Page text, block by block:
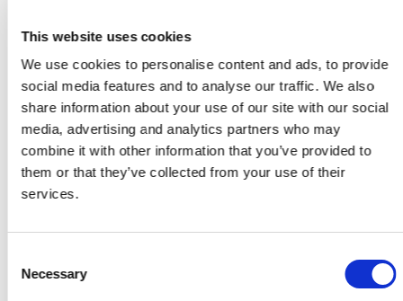
This website uses cookies
We use cookies to personalise content and ads, to provide
social media features and to analyse our traffic. We also
share information about your use of our site with our social
media, advertising and analytics partners who may
combine it with other information that you’ve provided to
them or that they’ve collected from your use of their
services.
Selection
Necessary
2017 (U9) LIONS (5 Vs 5), FAIR PLAY ΑΜΜΟΧΩΣΤΟΣ
2025/2026. - . - Fair Play Όμιλος
KIDS SOCCER SCHOOL-ΕΘΝΙΚΟΣ ΑΧΝΑΣ - POSEIDONION